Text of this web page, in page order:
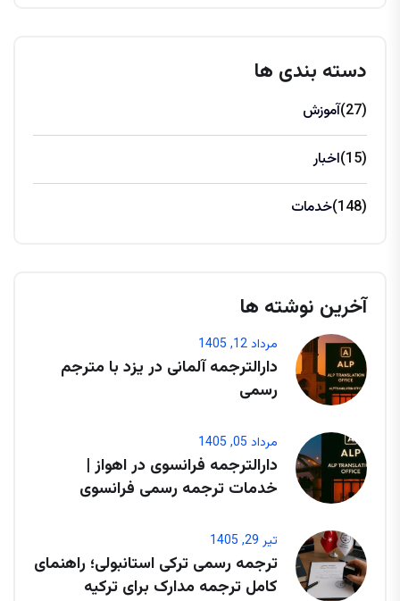
دسته بندی ها
آموزش (27)
اخبار (15)
خدمات (148)
آخرین نوشته ها
مرداد 12, 1405
دارالترجمه آلمانی در یزد با مترجم
رسمی
مرداد 05, 1405
دارالترجمه فرانسوی در اهواز |
خدمات ترجمه رسمی فرانسوی
تیر 29, 1405
ترجمه رسمی ترکی استانبولی؛ راهنمای
کامل ترجمه مدارک برای ترکیه